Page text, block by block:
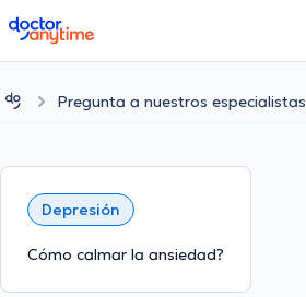
doctoranytime
Pregunta a nuestros especialistas
Depresión
Cómo calmar la ansiedad?